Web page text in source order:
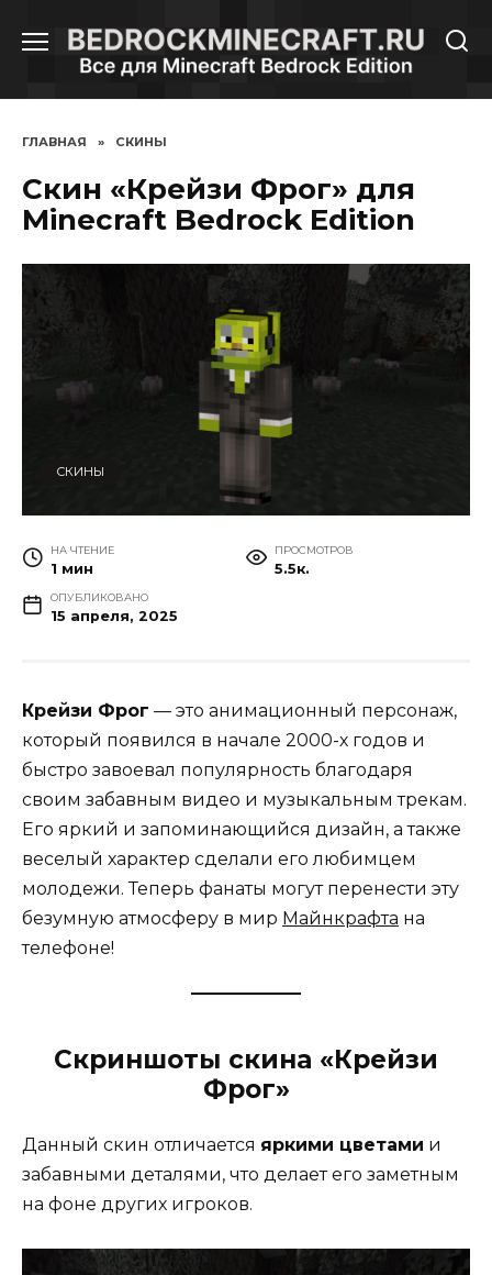
содержанию
ГЛАВНАЯ » СКИНЫ
Скин «Крейзи Фрог» для
Minecraft Bedrock Edition
СКИНЫ
НА ЧТЕНИЕ
1 мин
ПРОСМОТРОВ
5.5к.
ОПУБЛИКОВАНО
15 апреля, 2025
Крейзи Фрог — это анимационный персонаж,
который появился в начале 2000-х годов и
быстро завоевал популярность благодаря
своим забавным видео и музыкальным трекам.
Его яркий и запоминающийся дизайн, а также
веселый характер сделали его любимцем
молодежи. Теперь фанаты могут перенести эту
безумную атмосферу в мир Майнкрафта на
телефоне!
Скриншоты скина «Крейзи
Фрог»
Данный скин отличается яркими цветами и
забавными деталями, что делает его заметным
на фоне других игроков.